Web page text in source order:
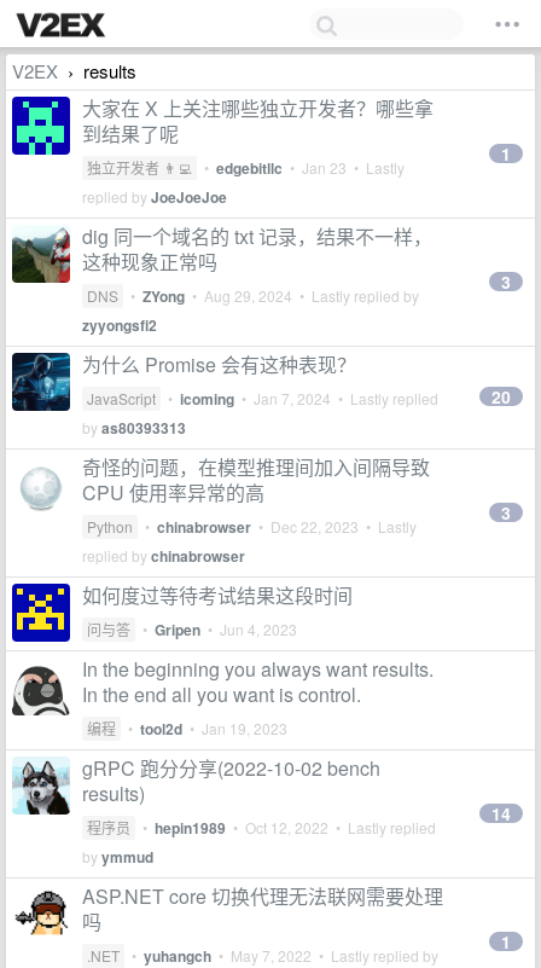
V2EX › results
大家在 X 上关注哪些独立开发者？哪些拿
到结果了呢
独立开发者 👨‍💻 • edgebitllc • Jan 23 • Lastly
replied byJoeJoeJoe
1
dig 同一个域名的 txt 记录，结果不一样，
这种现象正常吗
DNS • ZYong • Aug 29, 2024 • Lastly replied by
zyyongsfi2
3
为什么 Promise 会有这种表现？
JavaScript • icoming • Jan 7, 2024 • Lastly replied
byas80393313
20
奇怪的问题，在模型推理间加入间隔导致
CPU 使用率异常的高
Python • chinabrowser • Dec 22, 2023 • Lastly
replied bychinabrowser
3
如何度过等待考试结果这段时间
问与答 • Gripen • Jun 4, 2023
In the beginning you always want results.
In the end all you want is control.
编程 • tool2d • Jan 19, 2023
gRPC 跑分分享(2022-10-02 bench
results)
程序员 • hepin1989 • Oct 12, 2022 • Lastly replied
byymmud
14
ASP.NET core 切换代理无法联网需要处理
吗
.NET • yuhangch • May 7, 2022 • Lastly replied by
1